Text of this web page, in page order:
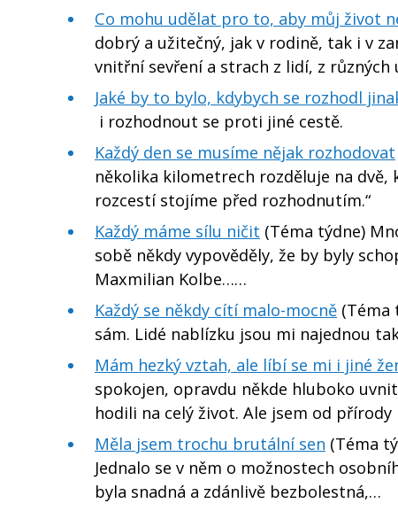
Co mohu udělat pro to, aby můj život
dobrý a užitečný, jak v rodině, tak i v
vnitřní sevření a strach z lidí, z
Jaké by to bylo, kdybych se rozhodl
i rozhodnout se proti jiné cestě.
Každý den se musíme nějak rozhodovat
několika kilometrech rozděluje na dvě,
rozcestí stojíme před rozhodnutím.“
Každý máme sílu ničit (Téma týdne)
sobě někdy vypověděly, že by byly
Maxmilian Kolbe……
Každý se někdy cítí malo-mocně (Téma
sám. Lidé nablízku jsou mi najednou
Mám hezký vztah, ale líbí se mi i jiné
spokojen, opravdu někde hluboko
hodili na celý život. Ale jsem od přírody
Měla jsem trochu brutální sen (Téma
Jednalo se v něm o možnostech
byla snadná a zdánlivě bezbolestná,…